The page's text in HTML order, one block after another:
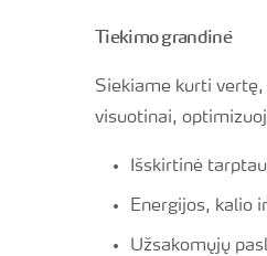
Tiekimo grandinė
Siekiame kurti vertę,
visuotinai,
Išskirtinė
Energijos, kalio
Užsakomųjų